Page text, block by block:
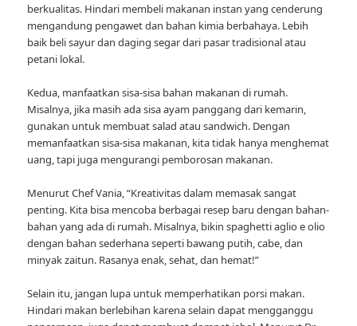
berkualitas. Hindari membeli makanan instan yang cenderung
mengandung pengawet dan bahan kimia berbahaya. Lebih
baik beli sayur dan daging segar dari pasar tradisional atau
petani lokal.
Kedua, manfaatkan sisa-sisa bahan makanan di rumah.
Misalnya, jika masih ada sisa ayam panggang dari kemarin,
gunakan untuk membuat salad atau sandwich. Dengan
memanfaatkan sisa-sisa makanan, kita tidak hanya menghemat
uang, tapi juga mengurangi pemborosan makanan.
Menurut Chef Vania, “Kreativitas dalam memasak sangat
penting. Kita bisa mencoba berbagai resep baru dengan bahan-
bahan yang ada di rumah. Misalnya, bikin spaghetti aglio e olio
dengan bahan sederhana seperti bawang putih, cabe, dan
minyak zaitun. Rasanya enak, sehat, dan hemat!”
Selain itu, jangan lupa untuk memperhatikan porsi makan.
Hindari makan berlebihan karena selain dapat mengganggu